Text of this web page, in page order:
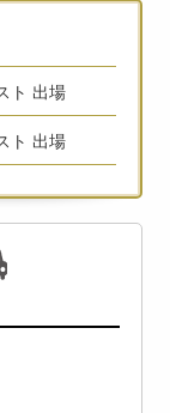
ト 出場
ト 出場